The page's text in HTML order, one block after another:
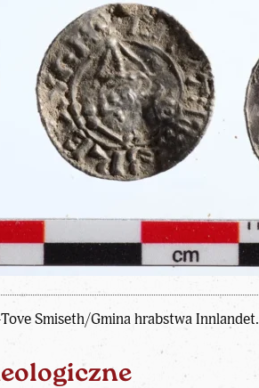
Smiseth/Gmina hrabstwa Innlandet.